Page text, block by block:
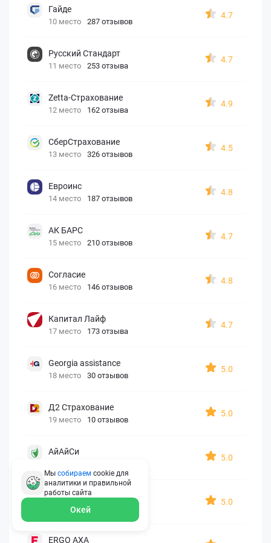
Гайде
10 место 287 отзывов
4.7
Русский Стандарт
11 место 253 отзыва
4.7
Zetta-Страхование
12 место 162 отзыва
4.9
СберСтрахование
13 место 326 отзывов
4.5
Евроинс
14 место 187 отзывов
4.8
АК БАРС
15 место 210 отзывов
4.7
Согласие
16 место 146 отзывов
4.8
Капитал Лайф
17 место 173 отзыва
4.7
Georgia assistance
18 место 30 отзывов
5.0
Д2 Страхование
19 место 10 отзывов
5.0
АйАйСи
5.0
OxySport
21 место 6 отзывов
5.0
ERGO AXA
Мы собираем cookie для
аналитики и правильной
работы сайта
Окей